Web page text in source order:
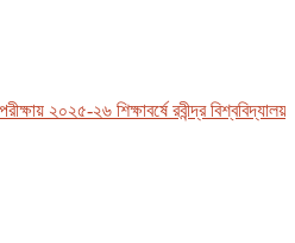
২০২৫-২৬ শিক্ষাবর্ষে রবীন্দ্র